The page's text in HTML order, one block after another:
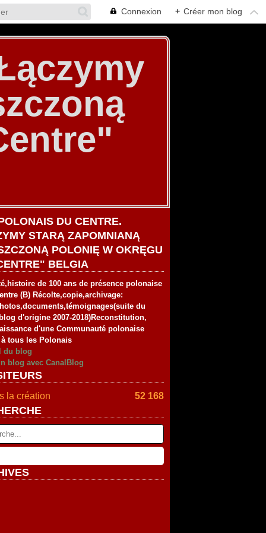
Connexion + Créer mon blog
POLONII W BELGII )
DU CENTRE.
STARĄ ZAPOMNIANĄ
POLONIĘ W OKRĘGU
BELGIA
de 100 ans de présence polonaise
(B) Récolte,copie,archivage:
du
d'origine 2007-2018)Reconstitution,
d'une Communauté polonaise
tous les Polonais
du blog
blog avec CanalBlog
la création 52 168